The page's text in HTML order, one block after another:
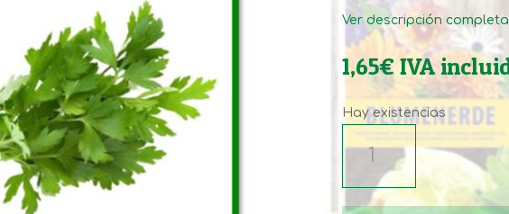
Ver descripción completa
1,65€ IVA
Hay existencias
CILANDRO
cantidad